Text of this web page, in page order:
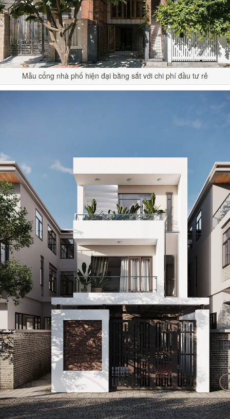
Mẫu cổng nhà phố hiện đại bằng sắt với chi phí đầu tư rẻ